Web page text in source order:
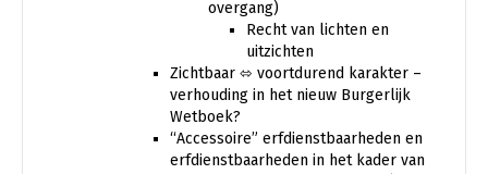
overgang)
Recht van lichten en
uitzichten
Zichtbaar ⬄ voortdurend karakter –
verhouding in het nieuw Burgerlijk
Wetboek?
“Accessoire” erfdienstbaarheden en
erfdienstbaarheden in het kader van